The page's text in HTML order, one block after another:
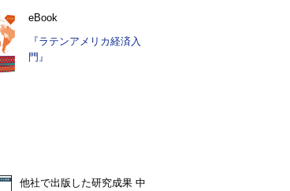
eBook
『ラテンアメリカ経済入
門』
他社で出版した研究成果 中